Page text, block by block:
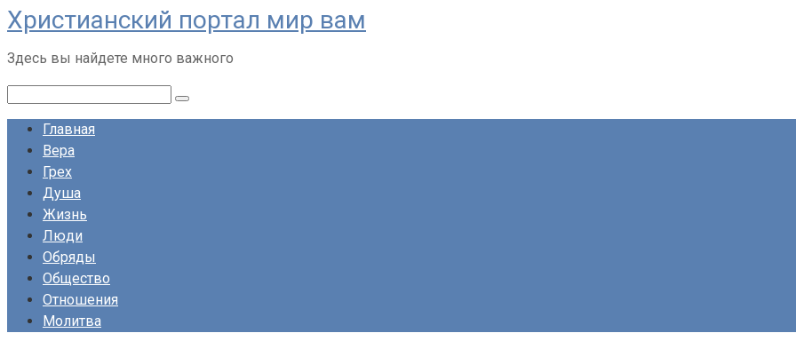
Перейти
к
контенту
Христианский портал мир вам
Здесь вы найдете много важного
Главная
Вера
Грех
Душа
Жизнь
Люди
Обряды
Общество
Отношения
Молитва